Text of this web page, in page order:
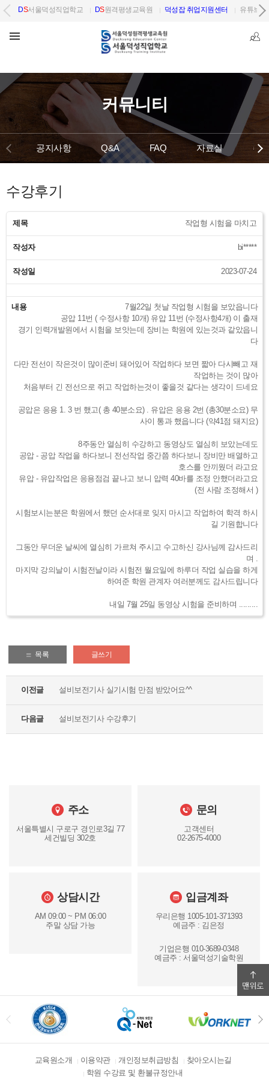
DS서울덕성직업학교 DS원격평생교육원 덕성잡 취업지원센터 유튜브
커뮤니티
공지사항 Q&A FAQ 자료실 수
수강후기
제목 작업형 시험을 마치고
작성자 bi*****
작성일 2023-07-24
내용
7월22일 첫날 작업형 시험을 보았읍니다
공압 11번 ( 수정사항 10개) 유압 11번 (수정사항4개) 이 출재
경기 인력개발원에서 시험을 보앗는데 장비는 학원에 있는것과 같았읍니
다
다만 전선이 작은것이 많이준비 돼어있어 작업하다 보면 짧아 다시빼고 재
작업하는 것이 많아
처음부터 긴 전선으로 쥐고 작업하는것이 좋을것 같다는 생각이 드네요
공압은 응용 1. 3 번 했고( 총 40분소요) . 유압은 응용 2번 (총30분소요) 무
사이 통과 했읍니다 (약41점 돼지요)
8주동안 열심히 수강하고 동영상도 열심히 보았는데도
공압 - 공압 작업을 하다보니 전선작업 중간쯤 하다보니 장비만 배열하고
호스를 안끼웠더 라고요
유압 - 유압작업은 응용점검 끝나고 보니 압력 40바를 조정 안했더라고요
(전 사람 조정해서 )
시험보시는분은 학원에서 했던 순서대로 잊지 마시고 작업하여 학격 하시
길 기원합니다
그동안 무더운 날씨에 열심히 가르쳐 주시고 수고하신 강사님께 감사드리
며 .
마지막 강의날이 시험전날이라 시험전 월요일에 하루더 작업 실습을 하게
하여준 학원 관계자 여러분께도 감사드립니다
내일 7월 25일 동영상 시험을 준비하며 .........
목록 글쓰기
이전글 설비보전기사 실기시험 만점 받았어요^^
다음글 설비보전기사 수강후기
주소
서울특별시 구로구 경인로3길 77
세건빌딩 302호
문의
고객센터
02-2675-4000
상담시간
AM 09:00 ~ PM 06:00
주말 상담 가능
입금계좌
우리은행 1005-101-371393
예금주 : 김은정
기업은행 010-3689-0348
예금주 : 서울덕성기술학원
교육원소개 이용약관 개인정보취급방침
찾아오시는길
학원 수강료 및 환불규정안내